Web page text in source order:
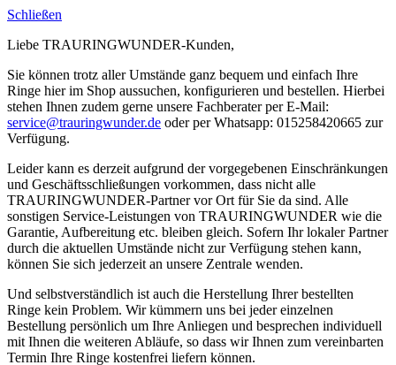
Schließen
Liebe TRAURINGWUNDER-Kunden,
Sie können trotz aller Umstände ganz bequem und einfach Ihre
Ringe hier im Shop aussuchen, konfigurieren und bestellen. Hierbei
stehen Ihnen zudem gerne unsere Fachberater per E-Mail:
service@trauringwunder.de oder per Whatsapp: 015258420665 zur
Verfügung.
Leider kann es derzeit aufgrund der vorgegebenen Einschränkungen
und Geschäftsschließungen vorkommen, dass nicht alle
TRAURINGWUNDER-Partner vor Ort für Sie da sind. Alle
sonstigen Service-Leistungen von TRAURINGWUNDER wie die
Garantie, Aufbereitung etc. bleiben gleich. Sofern Ihr lokaler Partner
durch die aktuellen Umstände nicht zur Verfügung stehen kann,
können Sie sich jederzeit an unsere Zentrale wenden.
Und selbstverständlich ist auch die Herstellung Ihrer bestellten
Ringe kein Problem. Wir kümmern uns bei jeder einzelnen
Bestellung persönlich um Ihre Anliegen und besprechen individuell
mit Ihnen die weiteren Abläufe, so dass wir Ihnen zum vereinbarten
Termin Ihre Ringe kostenfrei liefern können.